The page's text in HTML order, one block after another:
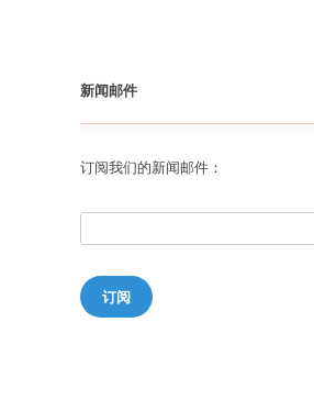
新闻邮件
订阅我们的新闻邮件：
订阅